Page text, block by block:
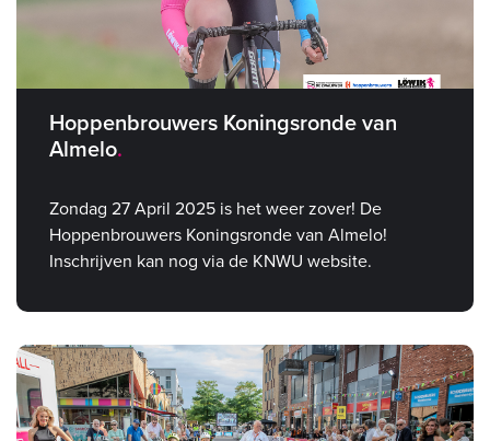
Hoppenbrouwers Koningsronde van
Almelo
Zondag 27 April 2025 is het weer zover! De
Hoppenbrouwers Koningsronde van Almelo!
Inschrijven kan nog via de KNWU website.